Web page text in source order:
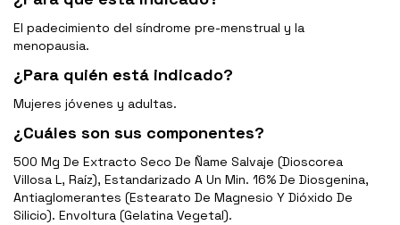
El padecimiento del síndrome pre-menstrual y la
menopausia.
¿Para quién está indicado?
Mujeres jóvenes y adultas.
¿Cuáles son sus componentes?
500 Mg De Extracto Seco De Ñame Salvaje (Dioscorea
Villosa L, Raíz), Estandarizado A Un Min. 16% De Diosgenina,
Antiaglomerantes (Estearato De Magnesio Y Dióxido De
Silicio). Envoltura (Gelatina Vegetal).